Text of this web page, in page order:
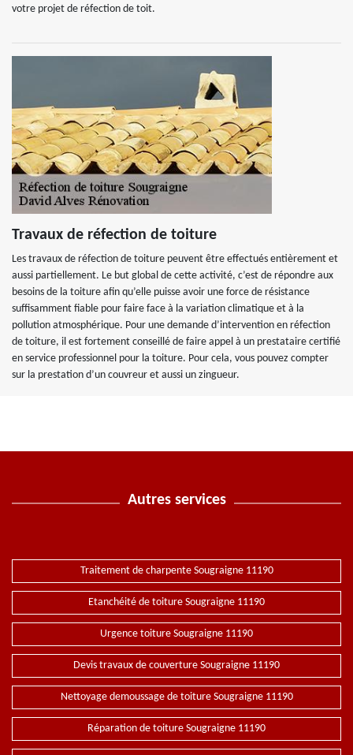
votre projet de réfection de toit.
Travaux de réfection de toiture
Les travaux de réfection de toiture peuvent être effectués entièrement et
aussi partiellement. Le but global de cette activité, c’est de répondre aux
besoins de la toiture afin qu’elle puisse avoir une force de résistance
suffisamment fiable pour faire face à la variation climatique et à la
pollution atmosphérique. Pour une demande d’intervention en réfection
de toiture, il est fortement conseillé de faire appel à un prestataire certifié
en service professionnel pour la toiture. Pour cela, vous pouvez compter
sur la prestation d’un couvreur et aussi un zingueur.
Autres services
Traitement de charpente Sougraigne 11190
Etanchéité de toiture Sougraigne 11190
Urgence toiture Sougraigne 11190
Devis travaux de couverture Sougraigne 11190
Nettoyage demoussage de toiture Sougraigne 11190
Réparation de toiture Sougraigne 11190